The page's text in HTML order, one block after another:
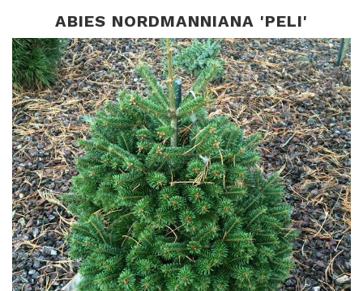
ABIES NORDMANNIANA 'PELI'